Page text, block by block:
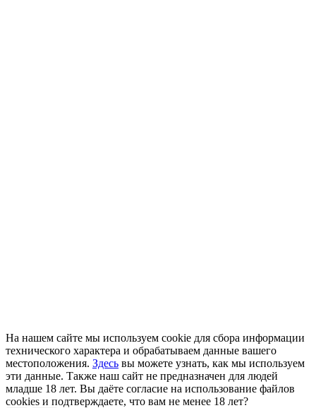
На нашем сайте мы используем cookie для сбора информации
технического характера и обрабатываем данные вашего
местоположения. Здесь вы можете узнать, как мы используем
эти данные. Также наш сайт не предназначен для людей
младше 18 лет. Вы даёте согласие на использование файлов
cookies и подтверждаете, что вам не менее 18 лет?